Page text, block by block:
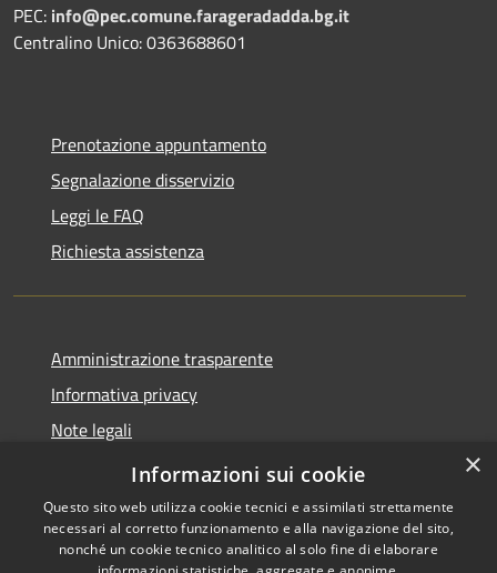
PEC: info@pec.comune.farageradadda.bg.it
Centralino Unico: 0363688601
Prenotazione appuntamento
Segnalazione disservizio
Leggi le FAQ
Richiesta assistenza
Amministrazione trasparente
Informativa privacy
Note legali
Dichiarazione di accessibilità
×
Informazioni sui cookie
Questo sito web utilizza cookie tecnici e assimilati strettamente
necessari al corretto funzionamento e alla navigazione del sito,
nonché un cookie tecnico analitico al solo fine di elaborare